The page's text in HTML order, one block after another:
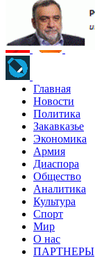
Главная
Новости
Политика
Закавказье
Экономика
Армия
Диаспора
Общество
Аналитика
Культура
Спорт
Мир
О нас
ПАРТНЕРЫ